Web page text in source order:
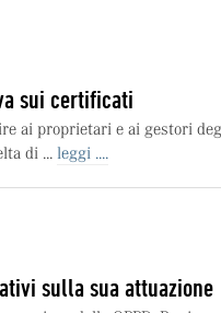
sui certificati
ai proprietari e ai gestori
di ... leggi ....
sulla sua attuazione